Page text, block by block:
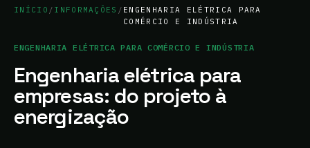
INÍCIO / INFORMAÇÕES / ENGENHARIA ELÉTRICA PARA
COMÉRCIO E INDÚSTRIA
ENGENHARIA ELÉTRICA PARA COMÉRCIO E INDÚSTRIA
Engenharia elétrica para
empresas: do projeto à
energização